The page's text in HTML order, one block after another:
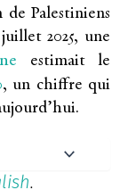
Palestiniens
2025, une
estimait le
, un chiffre qui
.